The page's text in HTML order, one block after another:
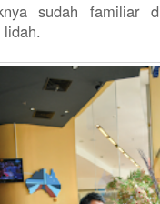
sudah familiar